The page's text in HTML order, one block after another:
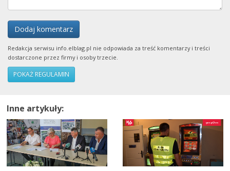
Dodaj komentarz
Redakcja serwisu info.elblag.pl nie odpowiada za treść komentarzy i treści
dostarczone przez firmy i osoby trzecie.
POKAŻ REGULAMIN
Inne artykuły: